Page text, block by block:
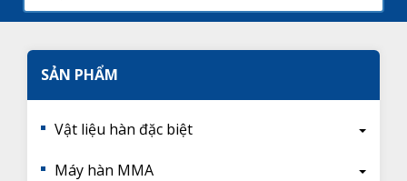
SẢN PHẨM
Vật liệu hàn đặc biệt
Máy hàn MMA